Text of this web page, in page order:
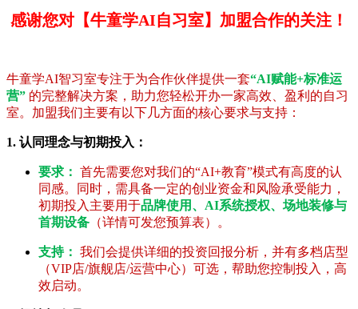
感谢您对【牛童学AI自习室】加盟合作的关注！
牛童学AI智习室专注于为合作伙伴提供一套“AI赋能+标准运
营” 的完整解决方案，助力您轻松开办一家高效、盈利的自习
室。加盟我们主要有以下几方面的核心要求与支持：
1. 认同理念与初期投入：
要求： 首先需要您对我们的“AI+教育”模式有高度的认
同感。同时，需具备一定的创业资金和风险承受能力，
初期投入主要用于品牌使用、AI系统授权、场地装修与
首期设备 （详情可发您预算表）。
支持： 我们会提供详细的投资回报分析，并有多档店型
（VIP店/旗舰店/运营中心）可选，帮助您控制投入，高
效启动。